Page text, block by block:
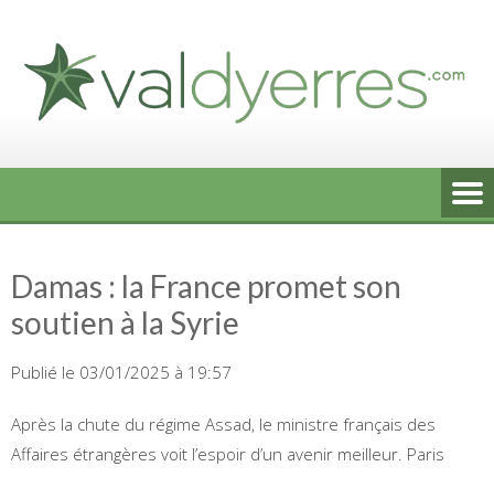
content
Damas : la France promet son
soutien à la Syrie
Publié le 03/01/2025 à 19:57
Après la chute du régime Assad, le ministre français des
Affaires étrangères voit l’espoir d’un avenir meilleur. Paris